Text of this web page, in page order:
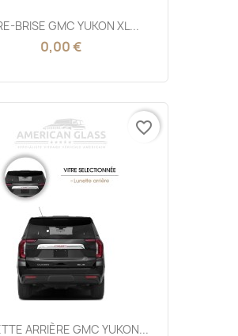
BRISE GMC YUKON XL...
0,00 €
ARRIÈRE GMC YUKON...
favorite_border